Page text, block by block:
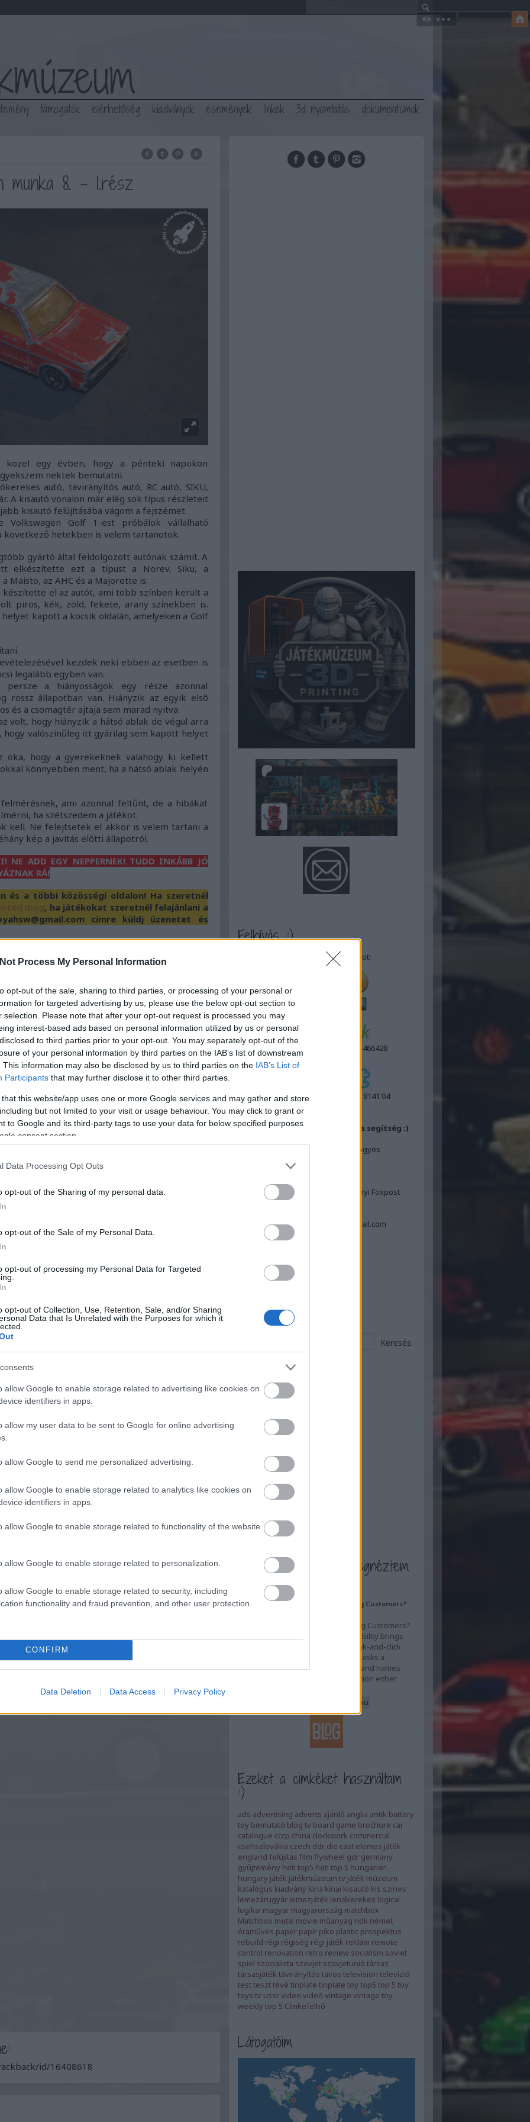
Process My Personal Information
opt-out of the sale, sharing to third parties, or processing of your personal or
for targeted advertising by us, please use the below opt-out section to
selection. Please note that after your opt-out request is processed you may
interest-based ads based on personal information utilized by us or personal
to third parties prior to your opt-out. You may separately opt-out of the
of your personal information by third parties on the IAB’s list of downstream
This information may also be disclosed by us to third parties on the IAB’s List of
Participants that may further disclose it to other third parties.
this website/app uses one or more Google services and may gather and store
but not limited to your visit or usage behaviour. You may click to grant or
to Google and its third-party tags to use your data for below specified purposes
consent section.
Data Processing Opt Outs
opt-out of the Sharing of my personal data.
opt-out of the Sale of my Personal Data.
opt-out of processing my Personal Data for Targeted
opt-out of Collection, Use, Retention, Sale, and/or Sharing
Data that Is Unrelated with the Purposes for which it
allow Google to enable storage related to advertising like cookies on
identifiers in apps.
allow my user data to be sent to Google for online advertising
allow Google to send me personalized advertising.
allow Google to enable storage related to analytics like cookies on
identifiers in apps.
allow Google to enable storage related to functionality of the website
allow Google to enable storage related to personalization.
allow Google to enable storage related to security, including
functionality and fraud prevention, and other user protection.
CONFIRM
Data Deletion Data Access Privacy Policy
támogatók elérhetőség kiadványok események linkek 3d nyomtatás dokumentumok
munka 8. - 1.rész
közel egy évben, hogy a pénteki napokon
nektek bemutatni.
autó, távirányítós autó, RC autó, SIKU,
A kisautó vonalon már elég sok típus részleteit
kisautó felújításába vágom a fejszémet.
Volkswagen Golf 1-est próbálok vállalható
következő hetekben is velem tartanotok.
gyártó által feldolgozott autónak számít. A
elkészítette ezt a típust a Norev, Siku, a
Maisto, az AHC és a Majorette is.
el az autót, ami több színben került a
piros, kék, zöld, fekete, arany színekben is.
kapott a kocsik oldalán, amelyeken a Golf
kezdek neki ebben az esetben is
legalább egyben van.
persze a hiányosságok egy része azonnal
rossz állapotban van. Hiányzik az egyik első
és a csomagtér ajtaja sem marad nyitva.
volt, hogy hiányzik a hátsó ablak de végül arra
valószínűleg itt gyárilag sem kapott helyet
oka, hogy a gyerekeknek valahogy ki kellett
könnyebben ment, ha a hátsó ablak helyén
ami azonnal feltűnt, de a hibákat
ha szétszedem a játékot.
kell. Ne felejtsetek el akkor is velem tartani a
kép a javítás előtti állapotról.
NE ADD EGY NEPPERNEK! TUDD INKÁBB JÓ
RÁ!
és a többi közösségi oldalon! Ha szeretnél
, ha játékokat szeretnél felajánlani a
címre küldj üzenetet és
játék múzeum vw golf 1 régi játék
vintage toy
id/16408618
Felhívás :)
Támogasd Te is a blogot!
Laposa Tamás 11773391-11466428
IBAN:GB55 REVO 0099 7053 8141 04
Játékok felajánlásához egy kis segítség :)
Laposa Tamás 3200 Gyöngyös
Gyöngyös és Hatvan valamennyi Foxpost
Email: tamas.laposa70@gmail.com
Facebook oldaldoboz
Keresgélés :)
Eddig ez történt itt :)
2026 augusztus
2026 június
12)
2026 május(20)
2026 március(13
2026 február
13
2025 december(
2025 november
2025 szeptember
Tovább...
Ezt a blogot én is megnéztem
How Does AI Visibility Actually Bring Customers?
How Does AI Visibility Actually Bring Customers?
From AI Answer to Inquiry AI visibility brings
customers by replacing the old rank-and-click
funnel with a shorter one: a buyer asks a
question, an AI system answers it and names
your brand, and that recommendation either
garazsberendezesekitt.blog.hu
Ezeket a cimkéket használtam
:)
ads advertising adverts ajánló anglia antik battery
toy bemutató blog tv board game brochure car
catalogue cccp china clockwork commercial
csehszlovákia czech ddr die cast elemes játék
england felújítás film flywheel gdr germany
gyűjtemény heti top5 heti top 5 hungarian
hungary játék játékmúzeum tv játék múzeum
katalógus kiadvány kína kínai kisautó kis színes
lemezárugyár lemezjáték lendkerekes logical
logikai magyar magyarország matchbox
Matchbox metal movie műanyag ndk német
óraműves paper papír piko plastic prospektus
rebuild régi régiség régi játék reklám remote
control renovation retro review socialism soviet
spiel szocialista szovjet szovjetunió társas
társasjáték távirányítós távos television televízió
testteszttévé tinplate tinplate toy top5 top 5 toy
toys tv ussrvideo videó vintage vintage toy
weekly top 5 Címkefelhő
Látogatóim